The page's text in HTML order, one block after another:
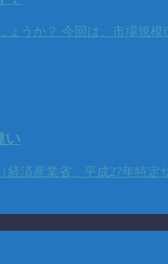
うか？ 今回は、市場規
い
済産業省、平成27年特